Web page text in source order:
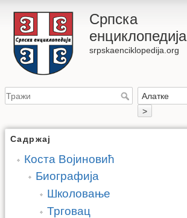
Српска
енциклопедија
srpskaenciklopedija.org
>
Садржај
Коста Војиновић
Биографија
Школовање
Трговац